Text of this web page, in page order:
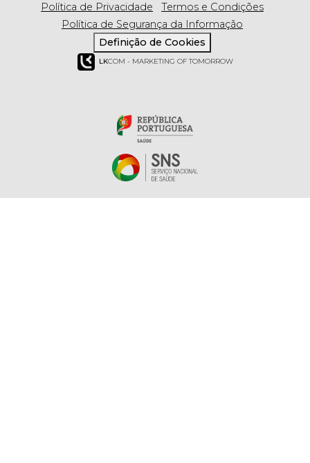
Política de Privacidade
Termos e Condições
Política de Segurança da Informação
Definição de Cookies
LKCOM - MARKETING OF TOMORROW